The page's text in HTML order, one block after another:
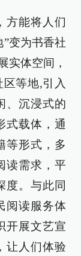
方能将人们
变为书香社
实体空间，
等地,引入
、沉浸式的
式载体，通
等形式，多
读需求，平
度。与此同
阅读服务体
开展文艺宣
让人们体验